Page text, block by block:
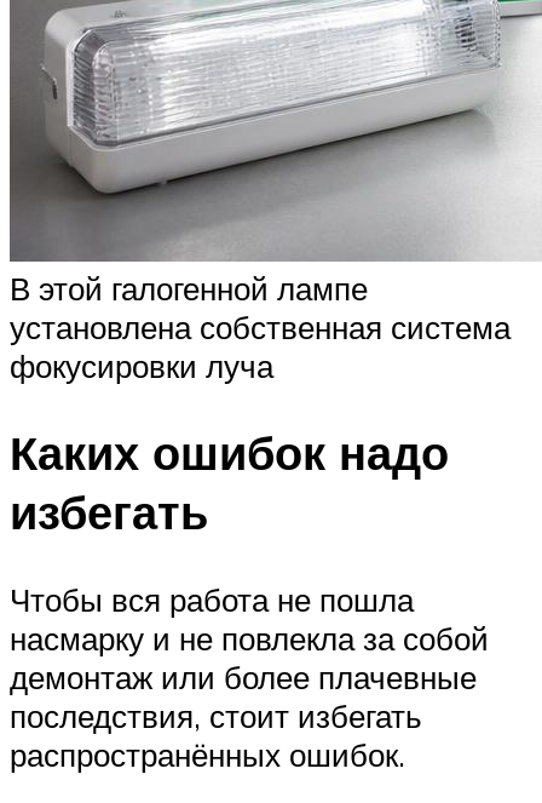
В этой галогенной лампе
установлена собственная система
фокусировки луча
Каких ошибок надо
избегать
Чтобы вся работа не пошла
насмарку и не повлекла за собой
демонтаж или более плачевные
последствия, стоит избегать
распространённых ошибок.